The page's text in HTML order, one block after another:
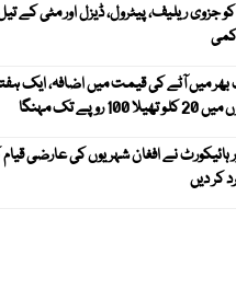
جزوی ریلیف، پیٹرول، ڈیزل اور مٹی کے
میں آٹے کی قیمت میں اضافہ، ایک
100 روپے تک مہنگا
ہائیکورٹ نے افغان شہریوں کی عارضی
کر دیں